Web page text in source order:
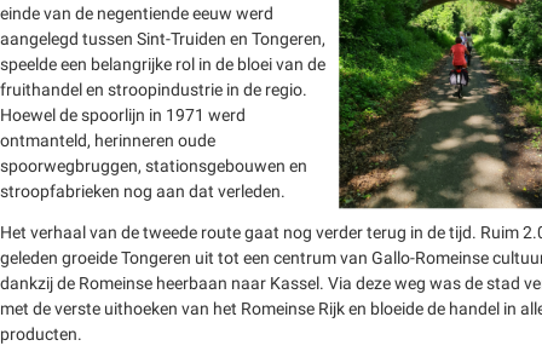
einde van de negentiende eeuw werd
aangelegd tussen Sint-Truiden en Tongeren,
speelde een belangrijke rol in de bloei van de
fruithandel en stroopindustrie in de regio.
Hoewel de spoorlijn in 1971 werd
ontmanteld, herinneren oude
spoorwegbruggen, stationsgebouwen en
stroopfabrieken nog aan dat verleden.
Het verhaal van de tweede route gaat nog verder terug in de tijd. Ruim
geleden groeide Tongeren uit tot een centrum van Gallo-Romeinse
dankzij de Romeinse heerbaan naar Kassel. Via deze weg was de stad
met de verste uithoeken van het Romeinse Rijk en bloeide de handel in
producten.